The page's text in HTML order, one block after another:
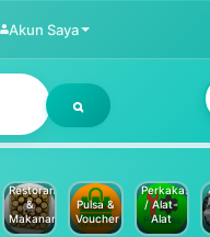
Akun Saya
Restoran
&
Makanan
Pulsa &
Voucher
Perkakas
/ Alat-
Alat